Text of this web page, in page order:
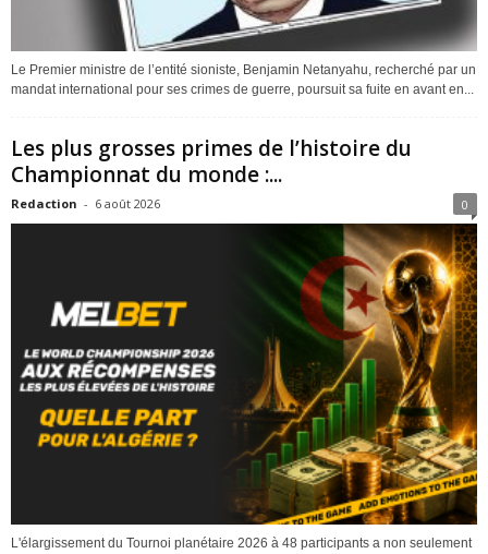
Le Premier ministre de l’entité sioniste, Benjamin Netanyahu, recherché par un
mandat international pour ses crimes de guerre, poursuit sa fuite en avant en...
Les plus grosses primes de l’histoire du
Championnat du monde :...
Redaction - 6 août 2026 0
L'élargissement du Tournoi planétaire 2026 à 48 participants a non seulement